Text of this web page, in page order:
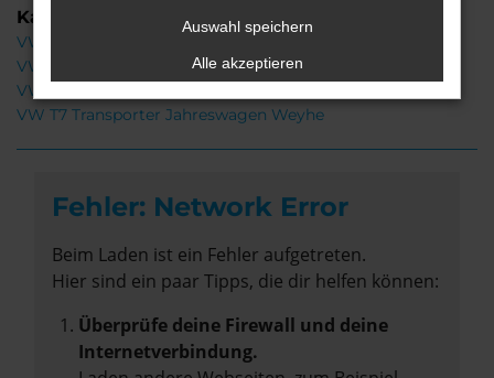
Kategorie
VW T7 Transporter Gebrauchtwagen Weyhe
VW T7 Transporter Neuwagen Weyhe
VW T7 Transporter Weyhe
VW T7 Transporter Jahreswagen Weyhe
Fehler: Network Error
Beim Laden ist ein Fehler aufgetreten.
Hier sind ein paar Tipps, die dir helfen können:
Überprüfe deine Firewall und deine
Internetverbindung.
Auswahl speichern
Alle akzeptieren